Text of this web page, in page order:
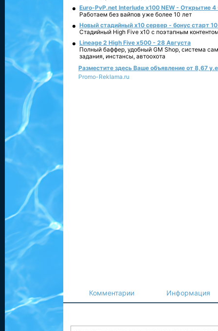
Euro-PvP.net Interlude х100 NEW - Открытие 4
Работаем без вайпов уже более 10 лет
Новый стадийный х10 сервер - бонус старт
Стадийный High Five x10 с поэтапным
Lineage 2 High Five x500 - 28 Августа
Полный баффер, удобный GM Shop, система
задания, инстансы, автоохота
Разместите здесь Ваше объявление от 8,67
Promo-Reklama.ru
Комментарии Информация